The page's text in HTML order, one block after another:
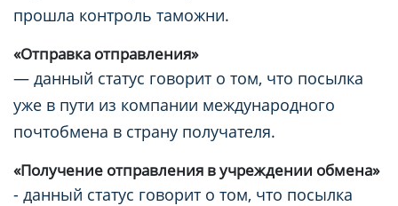
прошла контроль таможни.
«Отправка отправления»
— данный статус говорит о том, что посылка
уже в пути из компании международного
почтобмена в страну получателя.
«Получение отправления в учреждении обмена»
- данный статус говорит о том, что посылка